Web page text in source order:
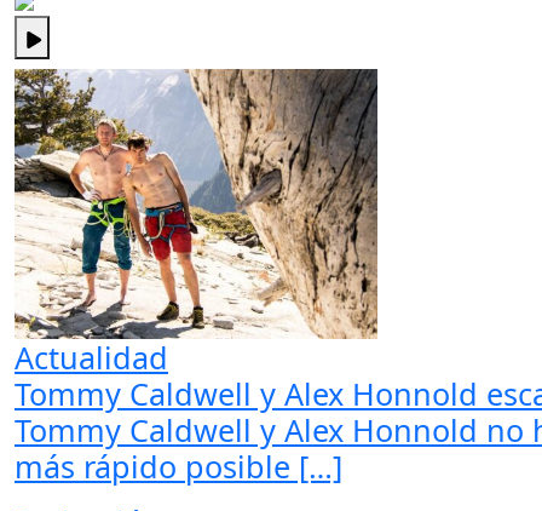
Actualidad
Tommy Caldwell y Alex Honnold
Tommy Caldwell y Alex Honnold no
más rápido posible […]